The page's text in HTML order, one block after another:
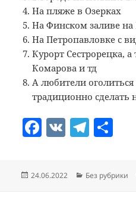
На пляже в Озерках
На Финском заливе
На Петропавловке с
Курорт Сестрорецка,
Комарова и тд
А любители
традиционно сделать
F
e
V T
grр
Опубликовано
24.06.2022 Рубрики
Без рубрики